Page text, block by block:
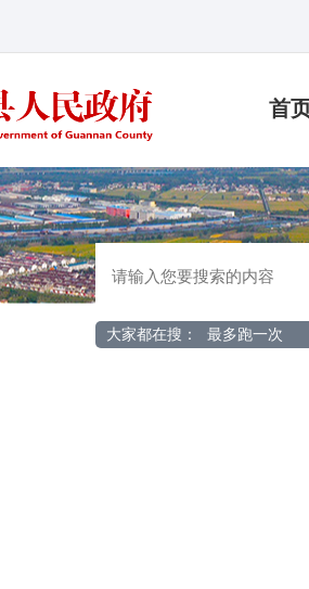
首
大家都在搜： 最多跑一次